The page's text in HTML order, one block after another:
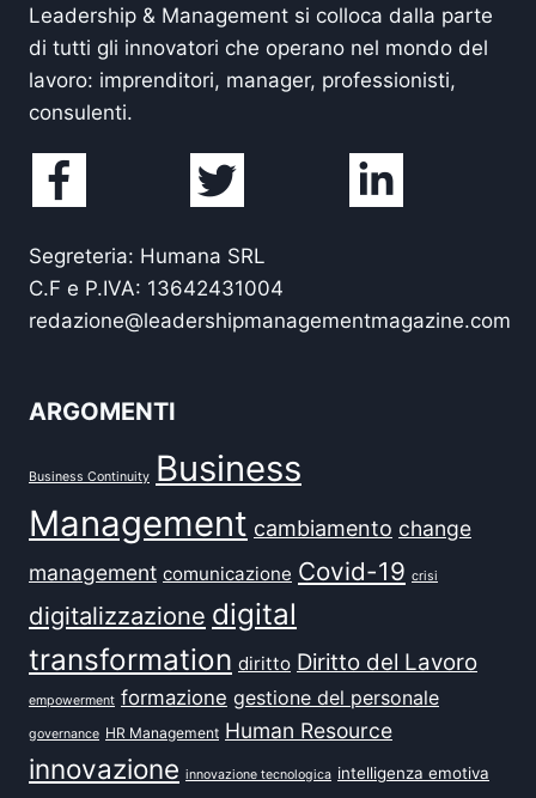
Leadership & Management si colloca dalla parte
di tutti gli innovatori che operano nel mondo del
lavoro: imprenditori, manager, professionisti,
consulenti.
Segreteria: Humana SRL
C.F e P.IVA: 13642431004
redazione@leadershipmanagementmagazine.com
ARGOMENTI
Business Continuity Business
Management cambiamento change
management comunicazione Covid-19 crisi
digitalizzazione digital
transformation diritto Diritto del Lavoro
empowerment formazione gestione del personale
governance HR Management Human Resource
innovazione innovazione tecnologica intelligenza emotiva